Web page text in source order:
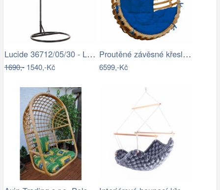
Lucide 36712/05/30 - LED Stojací lampa…
1690,-1540,-Kč
Proutěné závěsné křeslo Elis, přírodní…
6599,-Kč